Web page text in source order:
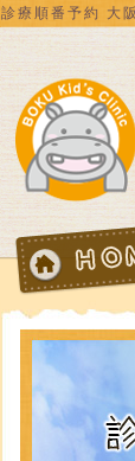
診療順番予約 大